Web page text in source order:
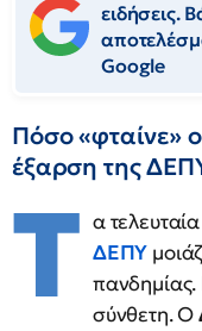
ειδήσεις.
Google
Πόσο «φταίνε»
έξαρση της
Τ α
ΔΕΠΥ
πανδημίας.
σύνθετη. Ο